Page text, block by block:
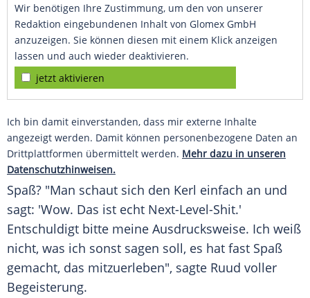
Wir benötigen Ihre Zustimmung, um den von unserer
Redaktion eingebundenen Inhalt von Glomex GmbH
anzuzeigen. Sie können diesen mit einem Klick anzeigen
lassen und auch wieder deaktivieren.
jetzt aktivieren
Ich bin damit einverstanden, dass mir externe Inhalte
angezeigt werden. Damit können personenbezogene Daten an
Drittplattformen übermittelt werden. Mehr dazu in unseren
Datenschutzhinweisen.
Spaß? "Man schaut sich den Kerl einfach an und
sagt: 'Wow. Das ist echt Next-Level-Shit.'
Entschuldigt bitte meine Ausdrucksweise. Ich weiß
nicht, was ich sonst sagen soll, es hat fast Spaß
gemacht, das mitzuerleben", sagte Ruud voller
Begeisterung.